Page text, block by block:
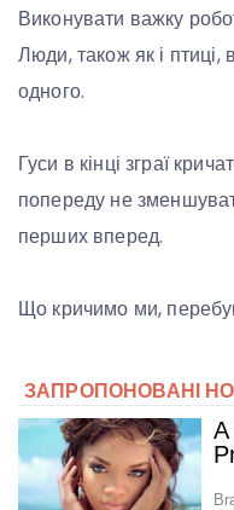
Виконувати важку
Люди, також як і
одного.
Гуси в кінці зграї
попереду не
перших вперед.
Що кричимо ми,